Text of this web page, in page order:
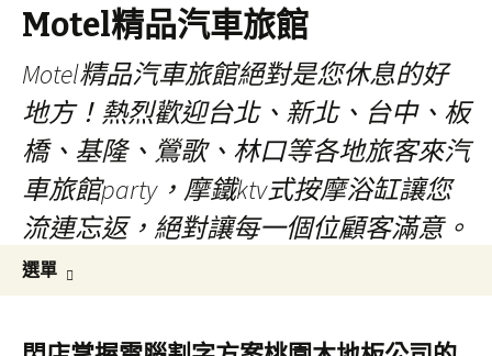
Motel精品汽車旅館
Motel精品汽車旅館絕對是您休息的好
地方！熱烈歡迎台北、新北、台中、板
橋、基隆、鶯歌、林口等各地旅客來汽
車旅館party，摩鐵ktv式按摩浴缸讓您
流連忘返，絕對讓每一個位顧客滿意。
選單
容
鍵